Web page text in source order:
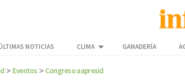
NOTICIAS CLIMA GANADERÍA
> Eventos > Congreso aapresid